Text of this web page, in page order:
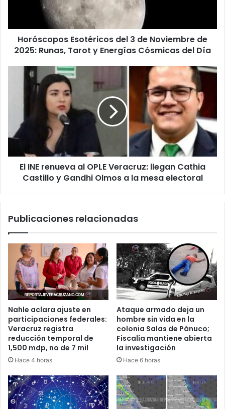
Runas,
Tarot
Cósmicas
Horóscopos Esotéricos del 3 de Noviembre de
2025: Runas, Tarot y Energías Cósmicas del Día
Veracruz:
llegan
Castillo
Gandhi
mesa
El INE renueva al OPLE Veracruz: llegan Cathia
Castillo y Gandhi Olmos a la mesa electoral
Publicaciones relacionadas
Nahle aclara ajuste en
participaciones federales:
Veracruz registra
reducción temporal de
1,500 mdp, no de 7 mil
Hace 4 horas
Ataque armado deja un
hombre sin vida en la
colonia Salas de Pánuco;
Fiscalía mantiene abierta
la investigación
Hace 6 horas